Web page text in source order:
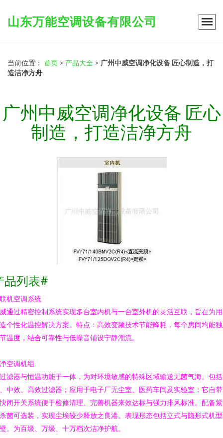
山东万能空调设备有限公司
当前位置： 首页 > 产品大全 > 广州中威空调净化设备 匠心制造，打
造洁净方舟
广州中威空调净化设备 匠心
制造，打造洁净方舟
品列表#
机空调系统
通过精密控制系统实现多台室内机与一台室外机的灵活互联，旨在为
个性化温控解决方案。特点：高效变频技术节能降耗，每个房间均能
温度，结合可靠性与低噪音铺设宁静潮流。
空调机组
滤器与恒温功能于一体，为对环境敏感的特殊区域输送无菌气海。包
中效、高效过滤器；应用于电子厂无尘室、医药车间及实验室：它自
闭开关系统便于检修清理、完善机器来效达标与强力排风标准。配备
菌可选装，实现尘埃较少释放之良港。表现形态包括立式与隐形式机
。为百级、万级、十万档次洁净护航。